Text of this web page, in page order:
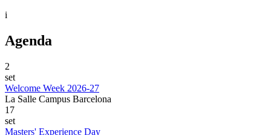
i
Agenda
2
set
Welcome Week 2026-27
La Salle Campus Barcelona
17
set
Masters' Experience Day